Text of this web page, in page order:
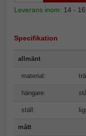
Leverans inom: 14 -
Specifikation
allmänt
material: trä
hängare:
ställ:
mått